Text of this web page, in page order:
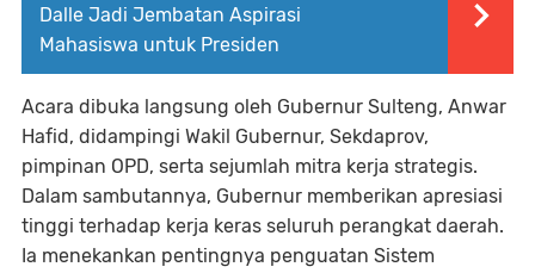
Dalle Jadi Jembatan Aspirasi
Mahasiswa untuk Presiden
Acara dibuka langsung oleh Gubernur Sulteng, Anwar
Hafid , didampingi Wakil Gubernur, Sekdaprov,
pimpinan OPD, serta sejumlah mitra kerja strategis.
Dalam sambutannya, Gubernur memberikan apresiasi
tinggi terhadap kerja keras seluruh perangkat daerah.
Ia menekankan pentingnya penguatan Sistem